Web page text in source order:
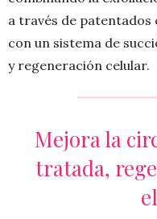
a través de patentados
con un sistema de
y regeneración celular.
Mejora la
tratada,